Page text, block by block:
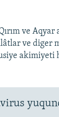
ve
ve diger